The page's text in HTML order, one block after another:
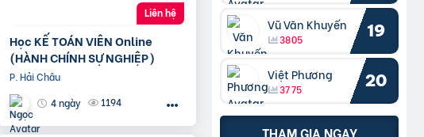
Học KẾ TOÁN VIÊN Online
(HÀNH CHÍNH SỰ NGHIỆP)
P. Hải Châu
4 ngày
1194
Liên hệ
Vũ Văn Khuyến
3805 19
Việt Phương
3775 20
THAM GIA NGAY